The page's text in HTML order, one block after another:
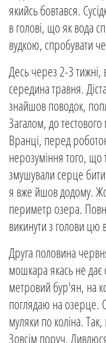
якийсь бовтався.
в голові, що як вода
вудкою, спробувати
Десь через 2-3 тижні,
середина травня.
знайшов поводок,
Загалом, до
Вранці, перед
нерозуміння того,
змушували серце
я вже йшов додому.
периметр озера.
викинути з голови цю
Друга половина
мошкара якась не
метровий бур'ян, на
поглядаю на озерце.
муляки по коліна.
Зовсім поруч.